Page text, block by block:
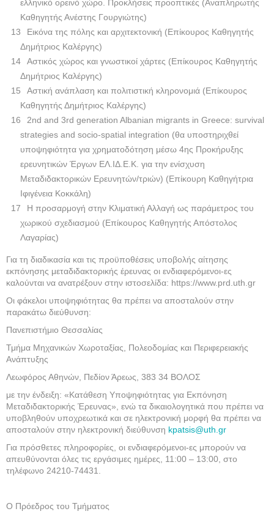
ελληνικό ορεινό χώρο. Προκλήσεις προοπτικές (Αναπληρωτής
Καθηγητής Ανέστης Γουργιώτης)
Εικόνα της πόλης και αρχιτεκτονική (Επίκουρος Καθηγητής
Δημήτριος Καλέργης)
Αστικός χώρος και γνωστικοί χάρτες (Επίκουρος Καθηγητής
Δημήτριος Καλέργης)
Αστική ανάπλαση και πολιτιστική κληρονομιά (Επίκουρος
Καθηγητής Δημήτριος Καλέργης)
2nd and 3rd generation Albanian migrants in Greece: survival
strategies and socio-spatial integration (θα υποστηριχθεί
υποψηφιότητα για χρηματοδότηση μέσω 4ης Προκήρυξης
ερευνητικών Έργων ΕΛ.ΙΔ.Ε.Κ. για την ενίσχυση
Μεταδιδακτορικών Ερευνητών/τριών) (Επίκουρη Καθηγήτρια
Ιφιγένεια Κοκκάλη)
Η προσαρμογή στην Κλιματική Αλλαγή ως παράμετρος του
χωρικού σχεδιασμού (Επίκουρος Καθηγητής Απόστολος
Λαγαρίας)
Για τη διαδικασία και τις προϋποθέσεις υποβολής αίτησης
εκπόνησης μεταδιδακτορικής έρευνας οι ενδιαφερόμενοι-ες
καλούνται να ανατρέξουν στην ιστοσελίδα: https://www.prd.uth.gr
Οι φάκελοι υποψηφιότητας θα πρέπει να αποσταλούν στην
παρακάτω διεύθυνση:
Πανεπιστήμιο Θεσσαλίας
Τμήμα Μηχανικών Χωροταξίας, Πολεοδομίας και Περιφερειακής
Ανάπτυξης
Λεωφόρος Αθηνών, Πεδίον Άρεως, 383 34 ΒΟΛΟΣ
με την ένδειξη: «Κατάθεση Υποψηφιότητας για Εκπόνηση
Μεταδιδακτορικής Έρευνας», ενώ τα δικαιολογητικά που πρέπει να
υποβληθούν υποχρεωτικά και σε ηλεκτρονική μορφή θα πρέπει να
αποσταλούν στην ηλεκτρονική διεύθυνση kpatsis@uth.gr
Για πρόσθετες πληροφορίες, οι ενδιαφερόμενοι-ες μπορούν να
απευθύνονται όλες τις εργάσιμες ημέρες, 11:00 – 13:00, στο
τηλέφωνο 24210-74431.
Ο Πρόεδρος του Τμήματος